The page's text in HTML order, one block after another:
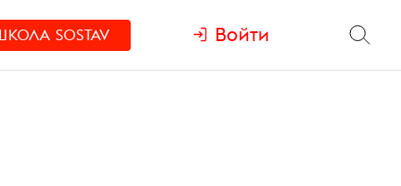
SOSTAV Войти